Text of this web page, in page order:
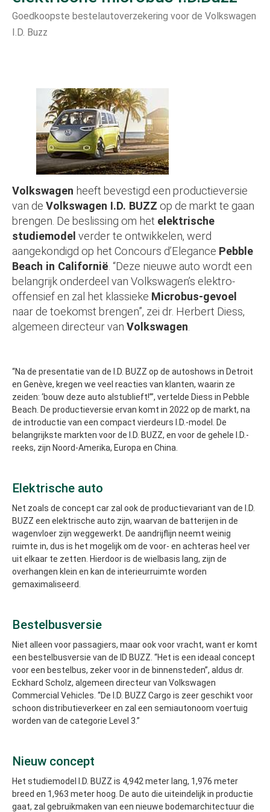
Goedkoopste bestelautoverzekering voor de Volkswagen
I.D. Buzz
Volkswagen heeft bevestigd een productieversie
van de Volkswagen I.D. BUZZ op de markt te gaan
brengen. De beslissing om het elektrische
studiemodel verder te ontwikkelen, werd
aangekondigd op het Concours d’Elegance Pebble
Beach in Californië . “Deze nieuwe auto wordt een
belangrijk onderdeel van Volkswagen’s elektro-
offensief en zal het klassieke Microbus-gevoel
naar de toekomst brengen”, zei dr. Herbert Diess,
algemeen directeur van Volkswagen
“Na de presentatie van de I.D. BUZZ op de autoshows in Detroit
en Genève, kregen we veel reacties van klanten, waarin ze
zeiden: ‘bouw deze auto alstublieft!’”, vertelde Diess in Pebble
Beach. De productieversie ervan komt in 2022 op de markt, na
de introductie van een compact vierdeurs I.D.-model. De
belangrijkste markten voor de I.D. BUZZ, en voor de gehele I.D.-
reeks, zijn Noord-Amerika, Europa en China.
Elektrische auto
Net zoals de concept car zal ook de productievariant van de I.D.
BUZZ een elektrische auto zijn, waarvan de batterijen in de
wagenvloer zijn weggewerkt. De aandrijflijn neemt weinig
ruimte in, dus is het mogelijk om de voor- en achteras heel ver
uit elkaar te zetten. Hierdoor is de wielbasis lang, zijn de
overhangen klein en kan de interieurruimte worden
gemaximaliseerd.
Bestelbusversie
Niet alleen voor passagiers, maar ook voor vracht, want er komt
een bestelbusversie van de ID BUZZ. “Het is een ideaal concept
voor een bestelbus, zeker voor in de binnensteden”, aldus dr.
Eckhard Scholz, algemeen directeur van Volkswagen
Commercial Vehicles. “De I.D. BUZZ Cargo is zeer geschikt voor
schoon distributieverkeer en zal een semiautonoom voertuig
worden van de categorie Level 3.”
Nieuw concept
Het studiemodel I.D. BUZZ is 4,942 meter lang, 1,976 meter
breed en 1,963 meter hoog. De auto die uiteindelijk in productie
gaat, zal gebruikmaken van een nieuwe bodemarchitectuur die